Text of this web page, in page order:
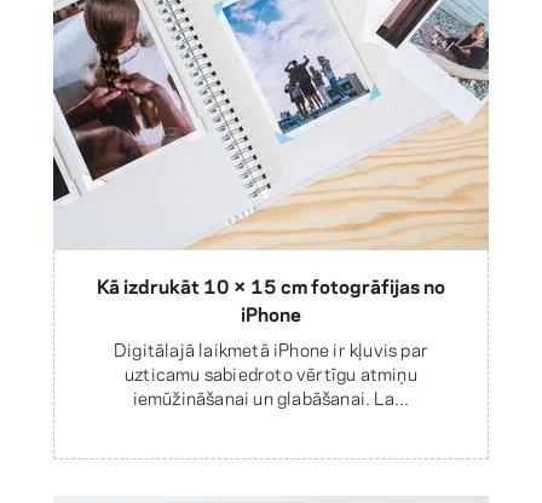
Kā izdrukāt 10 × 15 cm fotogrāfijas no
iPhone
Digitālajā laikmetā iPhone ir kļuvis par
uzticamu sabiedroto vērtīgu atmiņu
iemūžināšanai un glabāšanai. La...